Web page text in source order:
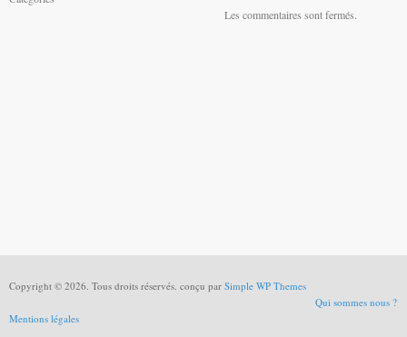
Les commentaires sont fermés.
Copyright © 2026. Tous droits réservés. conçu par Simple WP Themes
Qui sommes nous ?
Mentions légales